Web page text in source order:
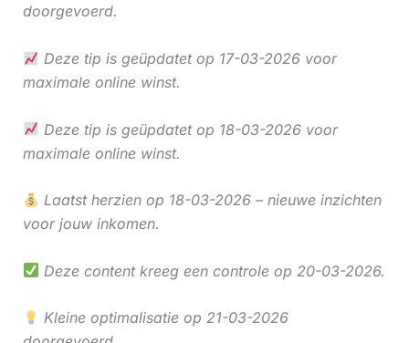
doorgevoerd.
Deze tip is geüpdatet op 17-03-2026 voor
maximale online winst.
Deze tip is geüpdatet op 18-03-2026 voor
maximale online winst.
Laatst herzien op 18-03-2026 – nieuwe inzichten
voor jouw inkomen.
Deze content kreeg een controle op 20-03-2026.
Kleine optimalisatie op 21-03-2026